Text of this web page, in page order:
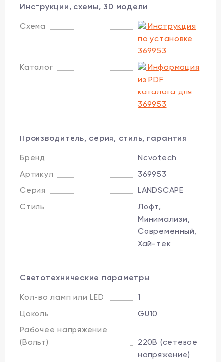
Инструкции, схемы, 3D модели
Схема
Инструкция
по установке
369953
Каталог
Информация
из PDF
каталога для
369953
Производитель, серия, стиль, гарантия
Бренд
Novotech
Артикул
369953
Серия
LANDSCAPE
Стиль
Лофт,
Минимализм,
Современный,
Хай-тек
Светотехнические параметры
Кол-во ламп или LED
1
Цоколь
GU10
Рабочее напряжение
(Вольт)
220В (сетевое
напряжение)